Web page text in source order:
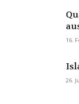
16.
26.